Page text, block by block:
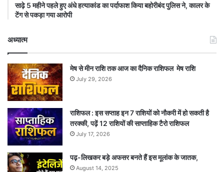
साढ़े 5 महीने पहले हुए अंधे हत्याकांड का पर्दाफाश किया बहोरीबंद पुलिस ने, कालर के
टेंग से पकड़ा गया आरोपी
अध्यात्म
मेष से मीन राशि तक आज का दैनिक राशिफल मेष राशि
July 29, 2026
राशिफल : इस सप्ताह इन 7 राशियों को नौकरी में हो सकती है
तरक्की, पढ़ें 12 राशियों की साप्ताहिक टैरो राशिफल
July 17, 2026
पढ़-लिखकर बड़े अफसर बनते हैं इस मूलांक के जातक,
August 14, 2025